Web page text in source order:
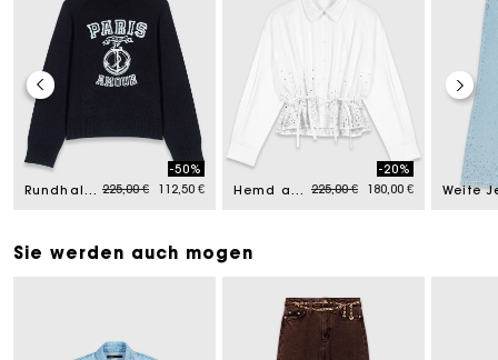
Rundhalspullover mit Schriftzug Price reduced from
225,00 €to
-50%
112,50 €
Hemd aus Baumwolle mit Strass Price reduced from
225,00 €to
-20%
180,00 €
Sie werden auch mogen